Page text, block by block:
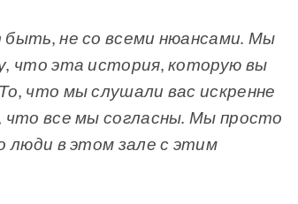
быть, не со всеми нюансами. Мы
что эта история, которую вы
что мы слушали вас искренне
что все мы согласны. Мы просто
люди в этом зале с этим